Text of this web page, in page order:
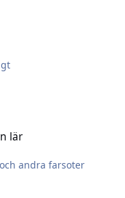
lär
andra farsoter